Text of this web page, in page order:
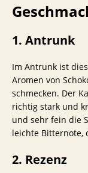
1. Antrunk
Im Antrunk ist
Aromen von
schmecken. Der
richtig stark und
und sehr fein die
leichte Bitternote,
2. Rezenz